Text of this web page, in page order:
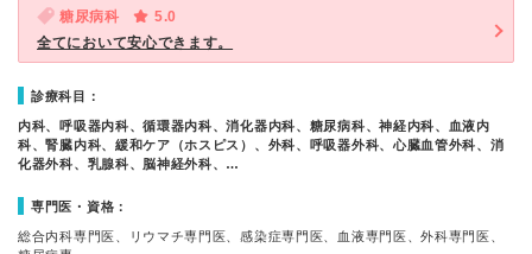
糖尿病科
5.0
全てにおいて安心できます。
診療科目：
内科、呼吸器内科、循環器内科、消化器内科、糖尿病科、神経内科、血液内
科、腎臓内科、緩和ケア（ホスピス）、外科、呼吸器外科、心臓血管外科、消
化器外科、乳腺科、脳神経外科、…
専門医・資格：
総合内科専門医、リウマチ専門医、感染症専門医、血液専門医、外科専門医、